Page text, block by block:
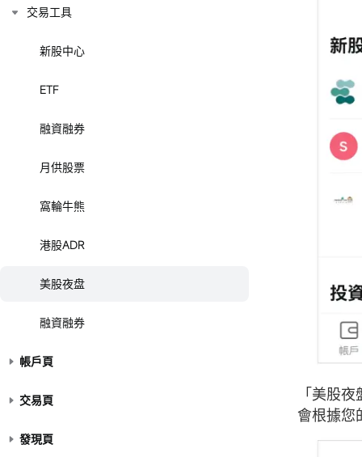
交易工具
新股中心
ETF
融資融券
月供股票
窩輪牛熊
港股ADR
美股夜盘
融資融券
帳戶頁
交易頁
發現頁
「美股
會根據您